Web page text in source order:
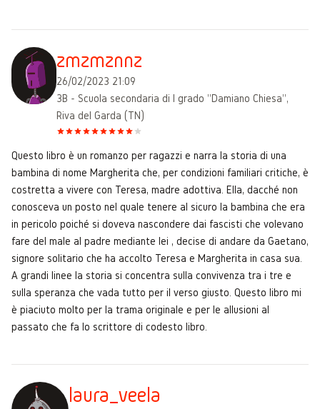
zmzmznnz
26/02/2023 21:09
3B - Scuola secondaria di I grado "Damiano Chiesa",
Riva del Garda (TN)
Questo libro è un romanzo per ragazzi e narra la storia di una
bambina di nome Margherita che, per condizioni familiari critiche, è
costretta a vivere con Teresa, madre adottiva. Ella, dacché non
conosceva un posto nel quale tenere al sicuro la bambina che era
in pericolo poiché si doveva nascondere dai fascisti che volevano
fare del male al padre mediante lei , decise di andare da Gaetano,
signore solitario che ha accolto Teresa e Margherita in casa sua.
A grandi linee la storia si concentra sulla convivenza tra i tre e
sulla speranza che vada tutto per il verso giusto. Questo libro mi
è piaciuto molto per la trama originale e per le allusioni al
passato che fa lo scrittore di codesto libro.
laura_veela